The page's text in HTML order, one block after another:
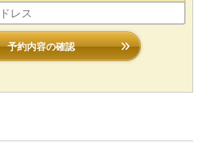
予約内容の確認